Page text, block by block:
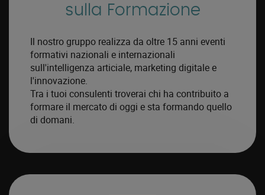
sulla Formazione
Il nostro gruppo realizza da oltre 15 anni eventi
formativi nazionali e internazionali
sull'intelligenza articiale, marketing digitale e
l'innovazione.
Tra i tuoi consulenti troverai chi ha contribuito a
formare il mercato di oggi e sta formando quello
di domani.